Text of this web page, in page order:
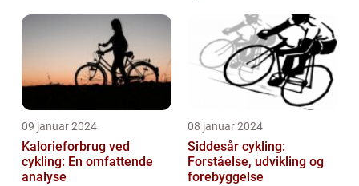
09 januar 2024
Kalorieforbrug ved
cykling: En omfattende
analyse
08 januar 2024
Siddesår cykling:
Forståelse, udvikling og
forebyggelse